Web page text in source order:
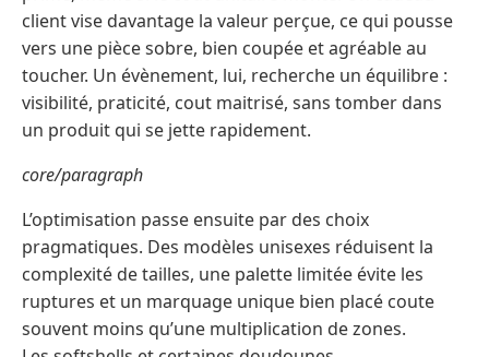
client vise davantage la valeur perçue, ce qui pousse
vers une pièce sobre, bien coupée et agréable au
toucher. Un évènement, lui, recherche un équilibre :
visibilité, praticité, cout maitrisé, sans tomber dans
un produit qui se jette rapidement.
core/paragraph
L’optimisation passe ensuite par des choix
pragmatiques. Des modèles unisexes réduisent la
complexité de tailles, une palette limitée évite les
ruptures et un marquage unique bien placé coute
souvent moins qu’une multiplication de zones.